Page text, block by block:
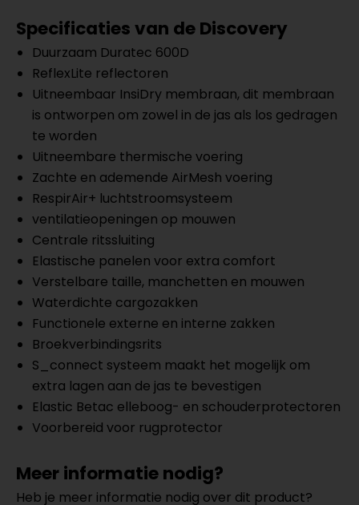
Specificaties van de Discovery
Duurzaam Duratec 600D
ReflexLite reflectoren
Uitneembaar InsiDry membraan, dit membraan
is ontworpen om zowel in de jas als los gedragen
te worden
Uitneembare thermische voering
Zachte en ademende AirMesh voering
RespirAir+ luchtstroomsysteem
ventilatieopeningen op mouwen
Centrale ritssluiting
Elastische panelen voor extra comfort
Verstelbare taille, manchetten en mouwen
Waterdichte cargozakken
Functionele externe en interne zakken
Broekverbindingsrits
S_connect systeem maakt het mogelijk om
extra lagen aan de jas te bevestigen
Elastic Betac elleboog- en schouderprotectoren
Voorbereid voor rugprotector
Meer informatie nodig?
Heb je meer informatie nodig over dit product?